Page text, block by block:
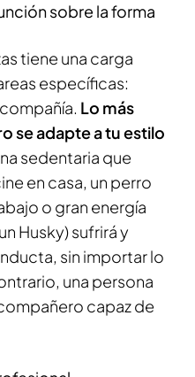
sobre la forma
tiene una carga
específicas:
Lo más
se adapte a tu estilo
sedentaria que
en casa, un perro
o gran energía
Husky) sufrirá y
sin importar lo
una persona
capaz de